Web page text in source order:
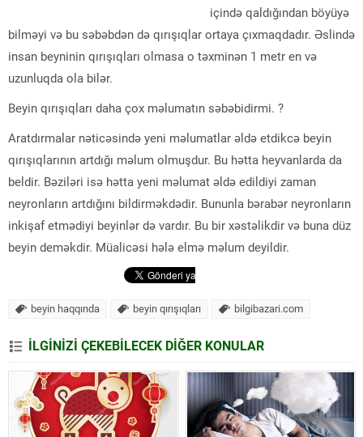
içində qaldığından böyüyə
bilməyi və bu səbəbdən də qırışıqlar ortaya çıxmaqdadır. Əslində
insan beyninin qırışıqları olmasa o təxminən 1 metr en və
uzunluqda ola bilər.
Beyin qırışıqları daha çox məlumatın səbəbidirmi. ?
Aratdırmalar nəticəsində yeni məlumatlar əldə etdikcə beyin
qırışıqlarının artdığı məlum olmuşdur. Bu hətta heyvanlarda da
beldir. Bəziləri isə hətta yeni məlumat əldə edildiyi zaman
neyronların artdığını bildirməkdədir. Bununla bərabər neyronların
inkişaf etmədiyi beyinlər də vardır. Bu bir xəstəlikdir və buna düz
beyin deməkdir. Müalicəsi hələ elmə məlum deyildir.
beyin haqqında beyin qırışıqları bilgibazari.com
İLGİNİZİ ÇEKEBİLECEK DİĞER KONULAR